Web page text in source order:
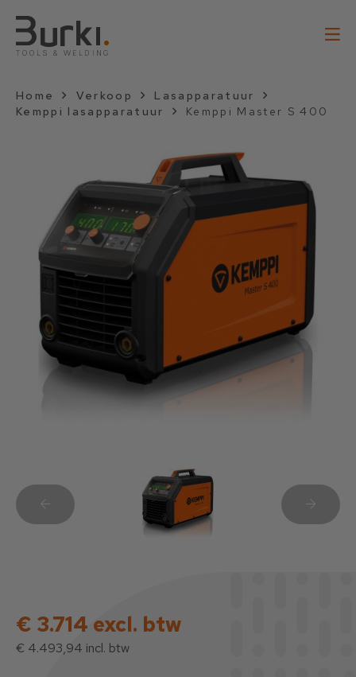
Home Verkoop
Lasapparatuur
Kemppi lasapparatuur
Kemppi Master S 400
€ 3.714 excl. btw
€ 4.493,94 incl. btw